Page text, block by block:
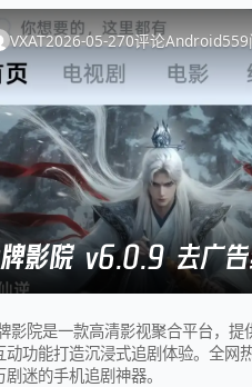
VXAT2026-05-270评论Android559
影院 v6.0.9 去广告
影院是一款高清影视聚合平台，
动功能打造沉浸式追剧体验。全网
剧迷的手机追剧神器。